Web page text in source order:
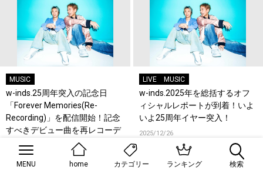
MUSIC
w-inds.25周年突入の記念日
「Forever Memories(Re-
Recording)」を配信開始！記念
すべきデビュー曲を再レコーデ
ィングバージョン！
LIVE MUSIC
w-inds.2025年を総括するオフ
ィシャルレポートが到着！いよ
いよ25周年イヤー突入！
2025/12/26
MENU home カテゴリー ランキング 検索